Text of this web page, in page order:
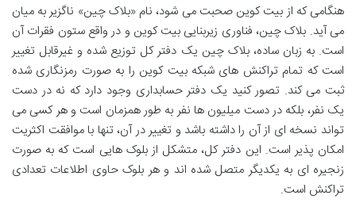
هنگامی که از بیت کوین صحبت می شود، نام «بلاک چین» ناگزیر به میان
می آید. بلاک چین، فناوری زیربنایی بیت کوین و در واقع ستون فقرات آن
است. به زبان ساده، بلاک چین یک دفتر کل توزیع شده و غیرقابل تغییر
است که تمام تراکنش های شبکه بیت کوین را به صورت رمزنگاری شده
ثبت می کند. تصور کنید یک دفتر حسابداری وجود دارد که نه در دست
یک نفر، بلکه در دست میلیون ها نفر به طور همزمان است و هر کسی می
تواند نسخه ای از آن را داشته باشد و تغییر در آن، تنها با موافقت اکثریت
امکان پذیر است. این دفتر کل، متشکل از بلوک هایی است که به صورت
زنجیره ای به یکدیگر متصل شده اند و هر بلوک حاوی اطلاعات تعدادی
تراکنش است.